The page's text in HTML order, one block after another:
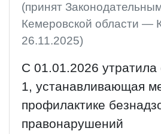
(принят
Кемеровской области —
26.11.2025)
С 01.01.2026 утратила
1, устанавливающая
профилактике
правонарушений